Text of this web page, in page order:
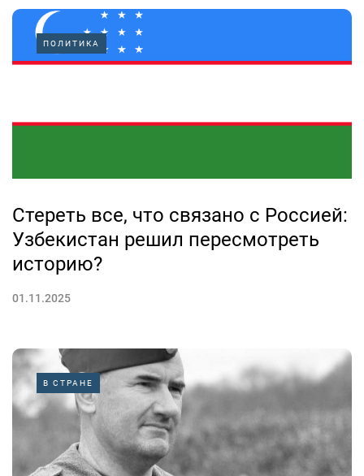
ПОЛИТИКА
Стереть все, что связано с Россией:
Узбекистан решил пересмотреть
историю?
01.11.2025
В СТРАНЕ